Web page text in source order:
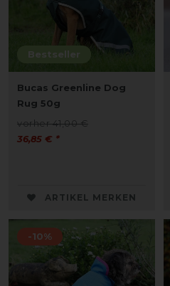
Bestseller
Bucas Greenline Dog
Rug 50g
vorher 41,00 €
36,85 € *
ARTIKEL MERKEN
-10%